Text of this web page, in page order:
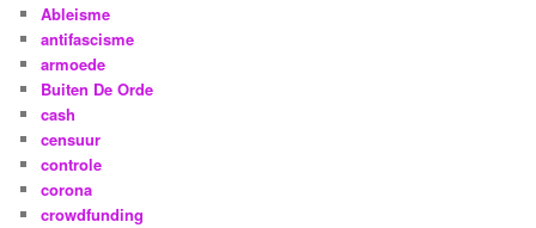
Ableisme
antifascisme
armoede
Buiten De Orde
cash
censuur
controle
corona
crowdfunding